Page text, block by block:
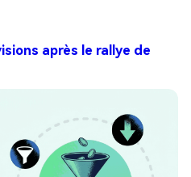
après le rallye de